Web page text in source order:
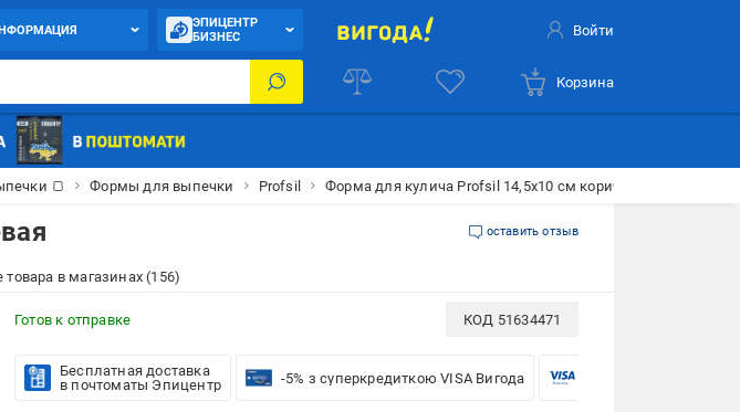
ЭПИЦЕНТР
БИЗНЕС
Войти
Корзина
🍞 Формы для выпечки Profsil Форма для кулича Profsil 14,5х10 см коричневая
оставить отзыв
товара в магазинах (156)
Готов к отправке КОД 51634471
Бесплатная доставка
в почтоматы Эпицентр
-5% з суперкредиткою VISA Вигода